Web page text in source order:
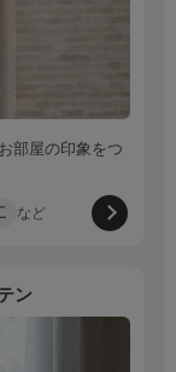
部屋の印象をつ
など
ン